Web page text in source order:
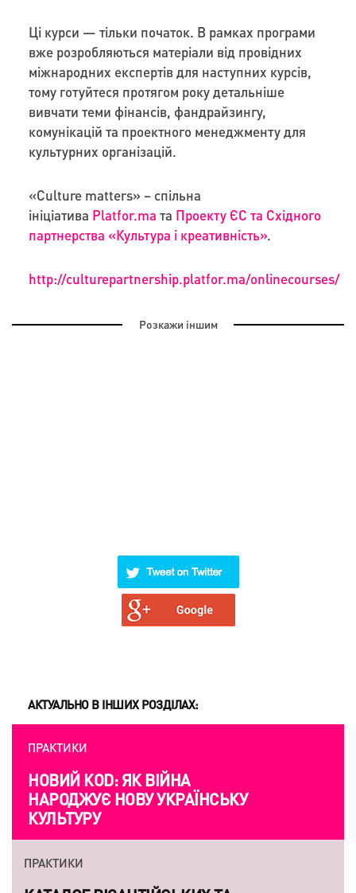
Ці курси — тільки початок. В рамках програми
вже розробляються матеріали від провідних
міжнародних експертів для наступних курсів,
тому готуйтеся протягом року детальніше
вивчати теми фінансів, фандрайзингу,
комунікацій та проектного менеджменту для
культурних організацій.
«Culture matters» – спільна
ініціатива Platfor.ma та Проекту ЄС та Східного
партнерства «Культура і креативність».
http://culturepartnership.platfor.ma/onlinecourses/
Розкажи іншим
АКТУАЛЬНО В ІНШИХ РОЗДІЛАХ:
ПРАКТИКИ
НОВИЙ КОD: ЯК ВІЙНА
НАРОДЖУЄ НОВУ УКРАЇНСЬКУ
КУЛЬТУРУ
ПРАКТИКИ